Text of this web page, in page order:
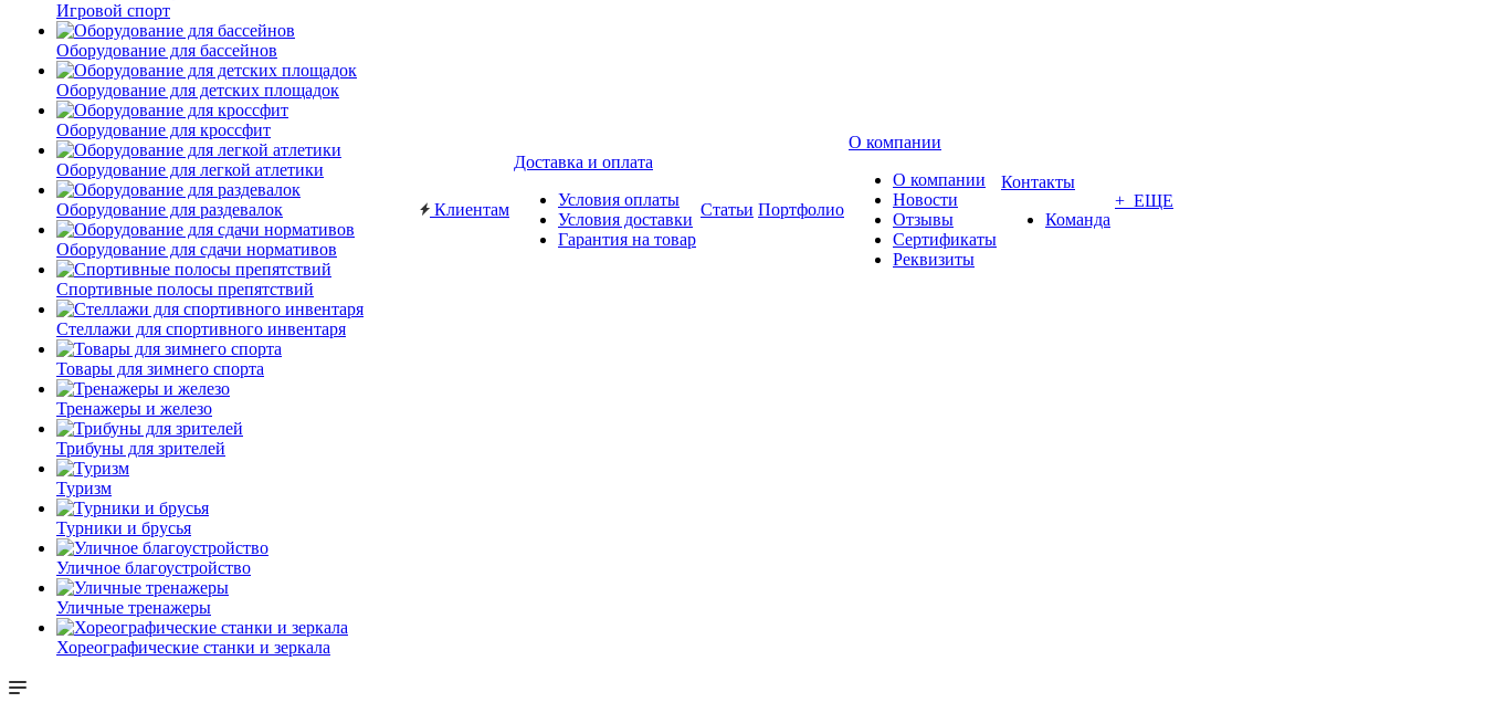
Игровой спорт
Оборудование для бассейнов
Оборудование для детских площадок
Оборудование для кроссфит
Оборудование для легкой атлетики
Оборудование для раздевалок
Оборудование для сдачи нормативов
Спортивные полосы препятствий
Стеллажи для спортивного инвентаря
Товары для зимнего спорта
Тренажеры и железо
Трибуны для зрителей
Туризм
Турники и брусья
Уличное благоустройство
Уличные тренажеры
Хореографические станки и зеркала
Клиентам
Доставка и оплата
Условия оплаты
Условия доставки
Гарантия на товар
Статьи Портфолио
О компании
О компании
Новости
Отзывы
Сертификаты
Реквизиты
Контакты
Команда
+ ЕЩЕ